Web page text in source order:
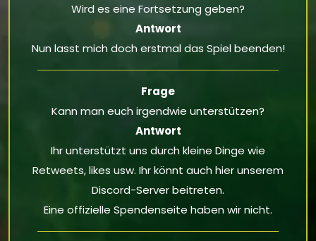
Wird es eine Fortsetzung geben?
Antwort
Nun lasst mich doch erstmal das Spiel beenden!
Frage
Kann man euch irgendwie unterstützen?
Antwort
Ihr unterstützt uns durch kleine Dinge wie
Retweets, likes usw. Ihr könnt auch hier unserem
Discord-Serverbeitreten.
Eine offizielle Spendenseite haben wir nicht.